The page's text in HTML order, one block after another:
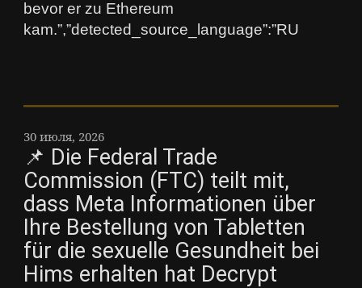
bevor er zu Ethereum
kam.”,”detected_source_language”:”RU
30 июля, 2026
📌 Die Federal Trade
Commission (FTC) teilt mit,
dass Meta Informationen über
Ihre Bestellung von Tabletten
für die sexuelle Gesundheit bei
Hims erhalten hat Decrypt